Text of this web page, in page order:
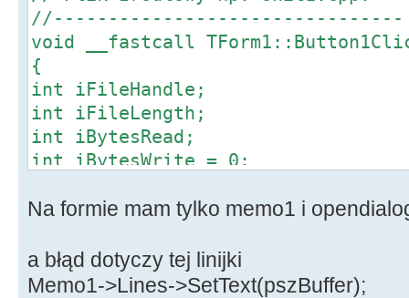
//--------------------------------
void __fastcall
{
int iFileHandle;
int iFileLength;
int iBytesRead;
int iBytesWrite = 0;
{
try
Na formie mam tylko memo1 i
a błąd dotyczy tej linijki
Memo1->Lines->SetText(pszBuffer);